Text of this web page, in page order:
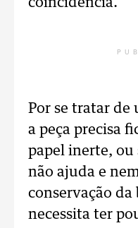
coincidência.
Por se tratar de
a peça precisa
papel inerte, ou
não ajuda e
conservação da
necessita ter